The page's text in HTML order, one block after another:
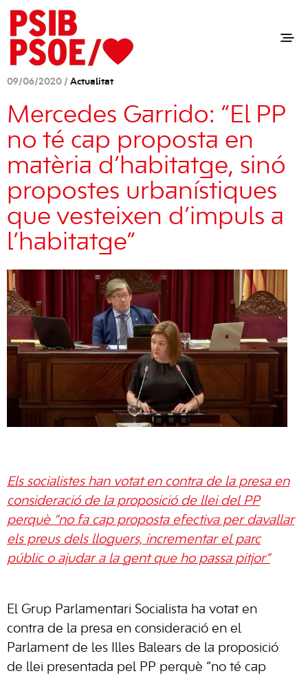
09/06/2020 / Actualitat
Mercedes Garrido: “El PP
no té cap proposta en
matèria d’habitatge, sinó
propostes urbanístiques
que vesteixen d’impuls a
l’habitatge”
Els socialistes han votat en contra de la presa en
consideració de la proposició de llei del PP
perquè “no fa cap proposta efectiva per davallar
els preus dels lloguers, incrementar el parc
públic o ajudar a la gent que ho passa pitjor”
El Grup Parlamentari Socialista ha votat en
contra de la presa en consideració en el
Parlament de les Illes Balears de la proposició
de llei presentada pel PP perquè “no té cap